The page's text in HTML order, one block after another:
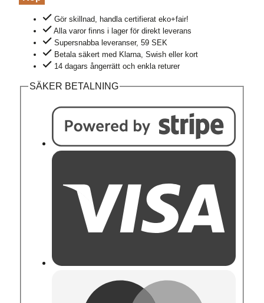
lång
oversize
mängd
Gör skillnad, handla certifierat eko+fair!
Alla varor finns i lager för direkt leverans
Supersnabba leveranser, 59 SEK
Betala säkert med Klarna, Swish eller kort
14 dagars ångerrätt och enkla returer
SÄKER BETALNING